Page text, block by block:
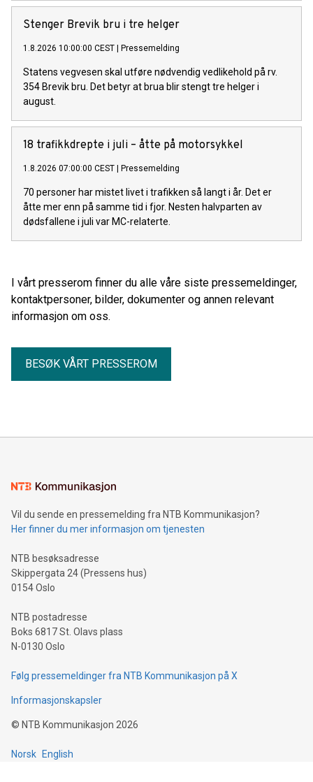
arrangementer under Arendalsuka 2026.
Stenger Brevik bru i tre helger
1.8.2026 10:00:00 CEST Pressemelding
Statens vegvesen skal utføre nødvendig vedlikehold på rv.
354 Brevik bru. Det betyr at brua blir stengt tre helger i
august.
18 trafikkdrepte i juli – åtte på motorsykkel
1.8.2026 07:00:00 CEST Pressemelding
70 personer har mistet livet i trafikken så langt i år. Det er
åtte mer enn på samme tid i fjor. Nesten halvparten av
dødsfallene i juli var MC-relaterte.
I vårt presserom finner du alle våre siste pressemeldinger,
kontaktpersoner, bilder, dokumenter og annen relevant
informasjon om oss.
BESØK VÅRT PRESSEROM
Vil du sende en pressemelding fra NTB Kommunikasjon?
Her finner du mer informasjon om tjenesten
NTB besøksadresse
Skippergata 24 (Pressens hus)
0154 Oslo
NTB postadresse
Boks 6817 St. Olavs plass
N-0130 Oslo
Følg pressemeldinger fra NTB Kommunikasjon på X
Informasjonskapsler
© NTB Kommunikasjon 2026
Norsk English